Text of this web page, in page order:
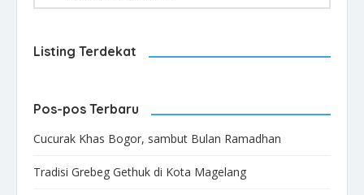
Listing Terdekat
Pos-pos Terbaru
Cucurak Khas Bogor, sambut Bulan Ramadhan
Tradisi Grebeg Gethuk di Kota Magelang